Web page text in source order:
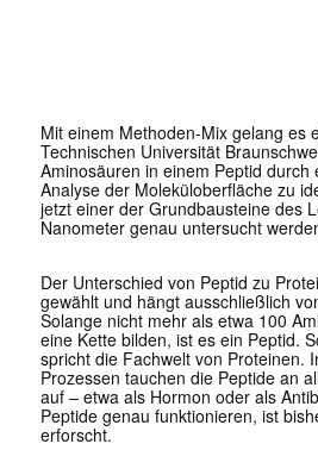
Mit einem Methoden-Mix gelang es
Technischen Universität
Aminosäuren in einem Peptid durch
Analyse der Moleküloberfläche zu
jetzt einer der Grundbausteine des
Nanometer genau untersucht
Der Unterschied von Peptid zu
gewählt und hängt ausschließlich
Solange nicht mehr als etwa 100
eine Kette bilden, ist es ein Peptid.
spricht die Fachwelt von Proteinen.
Prozessen tauchen die Peptide an
auf – etwa als Hormon oder als
Peptide genau funktionieren, ist
erforscht.